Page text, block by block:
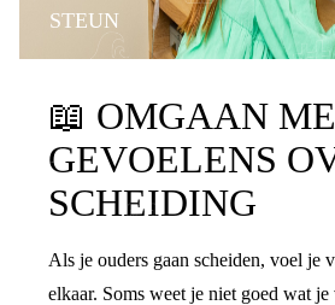
STEUN
📖 OMGAAN
GEVOELENS
SCHEIDING
Als je ouders gaan scheiden, voel je
elkaar. Soms weet je niet goed wat